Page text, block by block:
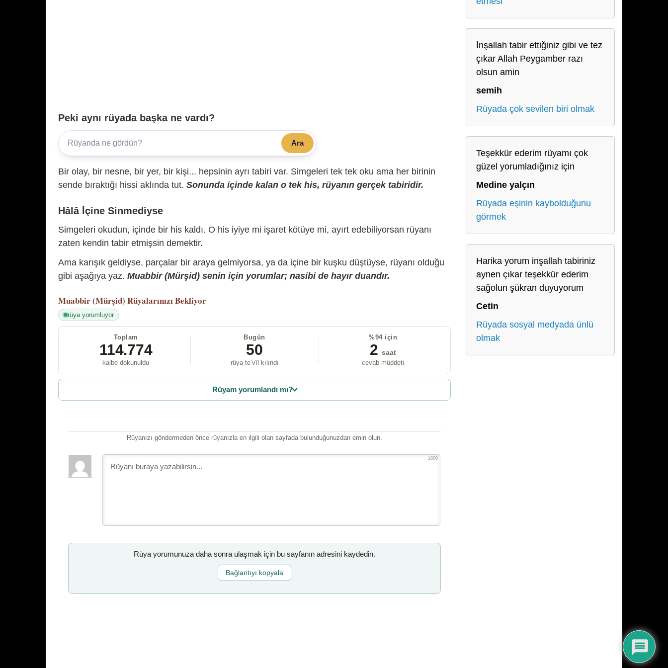
Peki aynı rüyada başka ne vardı?
Ara
Bir olay, bir nesne, bir yer, bir kişi... hepsinin ayrı tabiri var. Simgeleri tek tek oku ama her birinin
sende bıraktığı hissi aklında tut. Sonunda içinde kalan o tek his, rüyanın gerçek tabiridir.
Hâlâ İçine Sinmediyse
Simgeleri okudun, içinde bir his kaldı. O his iyiye mi işaret kötüye mi, ayırt edebiliyorsan rüyanı
zaten kendin tabir etmişsin demektir.
Ama karışık geldiyse, parçalar bir araya gelmiyorsa, ya da içine bir kuşku düştüyse, rüyanı olduğu
gibi aşağıya yaz. Muabbir (Mürşid) senin için yorumlar; nasibi de hayır duandır.
Muabbir (Mürşid) Rüyalarınızı Bekliyor
rüya yorumluyor
Toplam
114.774
kalbe dokunuldu
Bugün
50
rüya te’vîl kılındı
%94 için
2 saat
cevab müddeti
Rüyam yorumlandı mı?
Rüyanızı göndermeden önce rüyanızla en ilgili olan sayfada bulunduğunuzdan emin olun.
1000
Rüya yorumunuza daha sonra ulaşmak için bu sayfanın adresini kaydedin.
Bağlantıyı kopyala
İnşallah tabir ettiğiniz gibi ve tez
çıkar Allah Peygamber razı
olsun amin
semih
Rüyada çok sevilen biri olmak
Teşekkür ederim rüyamı çok
güzel yorumladığınız için
Medine yalçın
Rüyada eşinin kaybolduğunu
görmek
Harika yorum inşallah tabiriniz
aynen çıkar teşekkür ederim
sağolun şükran duyuyorum
Cetin
Rüyada sosyal medyada ünlü
olmak